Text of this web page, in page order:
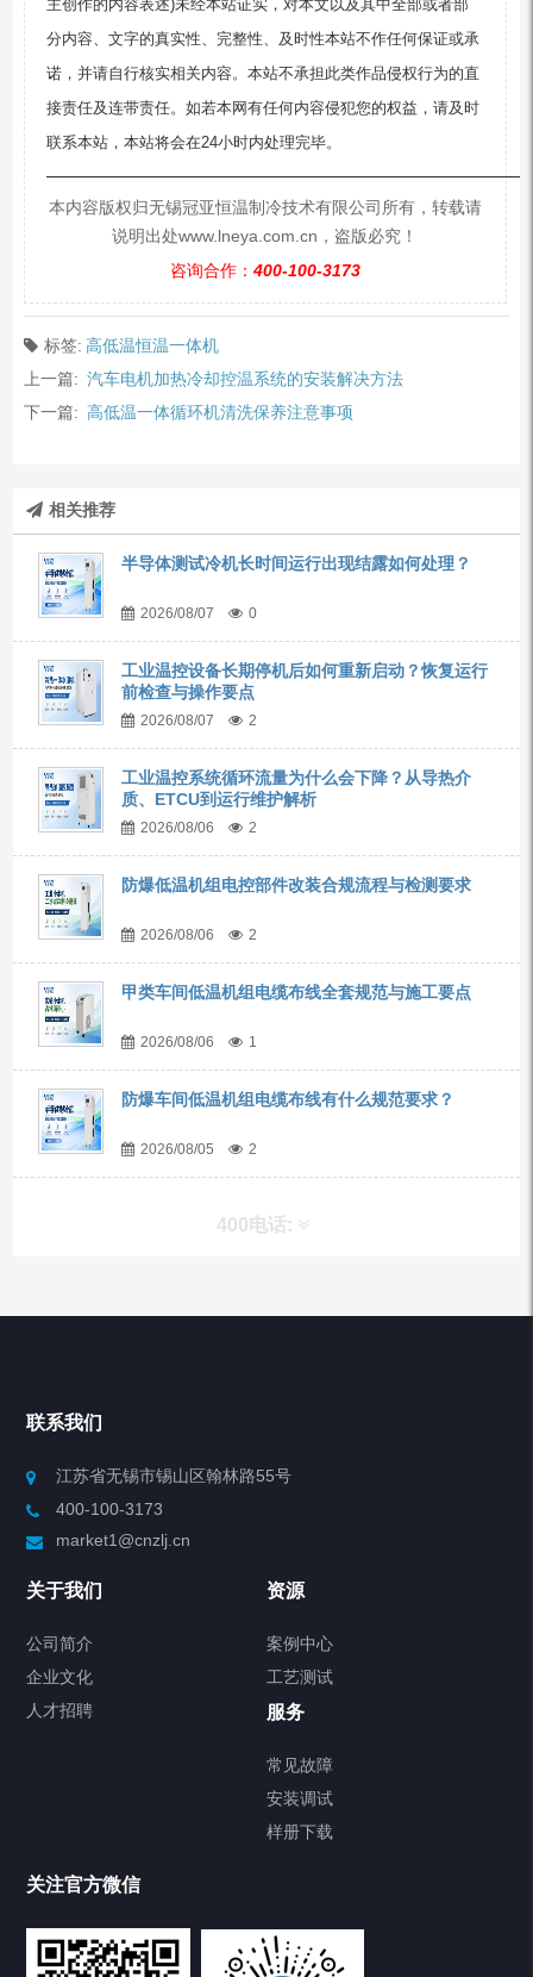
主创作的内容表述)未经本站证实，对本文以及其中全部或者部
分内容、文字的真实性、完整性、及时性本站不作任何保证或承
诺，并请自行核实相关内容。本站不承担此类作品侵权行为的直
接责任及连带责任。如若本网有任何内容侵犯您的权益，请及时
联系本站，本站将会在24小时内处理完毕。
本内容版权归无锡冠亚恒温制冷技术有限公司所有，转载请
说明出处www.lneya.com.cn，盗版必究！
咨询合作： 400-100-3173
标签: 高低温恒温一体机
上一篇: 汽车电机加热冷却控温系统的安装解决方法
下一篇: 高低温一体循环机清洗保养注意事项
相关推荐
半导体测试冷机长时间运行出现结露如何处理？
2026/08/07 0
工业温控设备长期停机后如何重新启动？恢复运行
前检查与操作要点
2026/08/07 2
工业温控系统循环流量为什么会下降？从导热介
质、ETCU到运行维护解析
2026/08/06 2
防爆低温机组电控部件改装合规流程与检测要求
2026/08/06 2
甲类车间低温机组电缆布线全套规范与施工要点
2026/08/06 1
防爆车间低温机组电缆布线有什么规范要求？
2026/08/05 2
400电话:
产品分类
制冷加热动态控温系统
Chiller气体控温系统
Chamber试验箱
TCU温度控制单元
联系我们
江苏省无锡市锡山区翰林路55号
400-100-3173
market1@cnzlj.cn
关于我们
公司简介
企业文化
人才招聘
资源
案例中心
工艺测试
服务
常见故障
安装调试
样册下载
关注官方微信